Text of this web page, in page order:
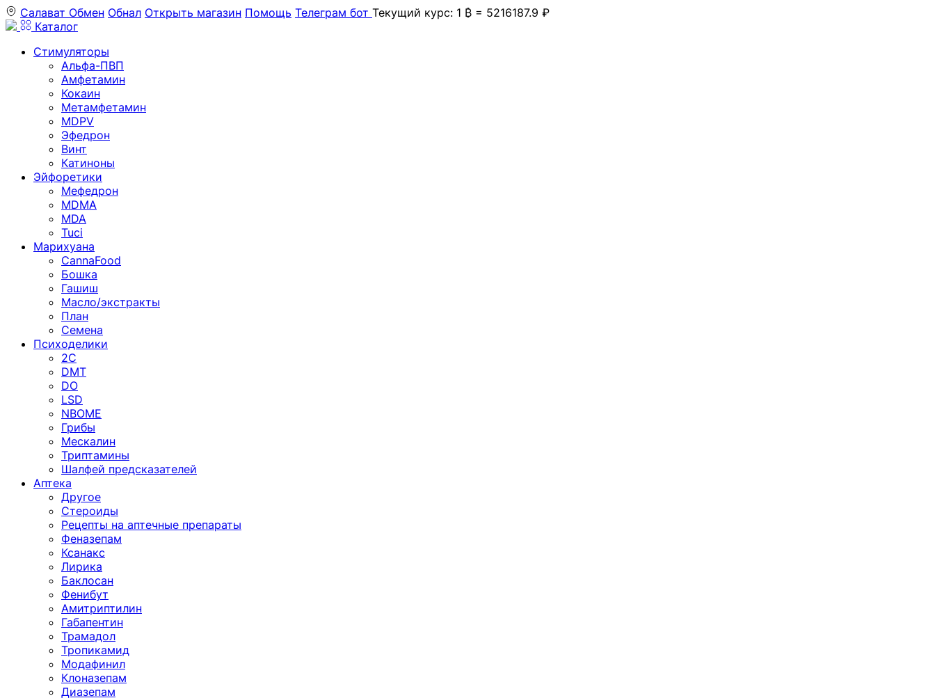
Салават Обмен Обнал Открыть магазин Помощь Телеграм бот Текущий курс: 1 ₿ = 5216187.9 ₽
Каталог
Стимуляторы
Альфа-ПВП
Амфетамин
Кокаин
Метамфетамин
MDPV
Эфедрон
Винт
Катиноны
Эйфоретики
Мефедрон
MDMA
MDA
Tuci
Марихуана
CannaFood
Бошка
Гашиш
Масло/экстракты
План
Семена
Психоделики
2C
DMT
DO
LSD
NBOME
Грибы
Мескалин
Триптамины
Шалфей предсказателей
Аптека
Другое
Стероиды
Рецепты на аптечные препараты
Феназепам
Ксанакс
Лирика
Баклосан
Фенибут
Амитриптилин
Габапентин
Трамадол
Тропикамид
Модафинил
Клоназепам
Диазепам